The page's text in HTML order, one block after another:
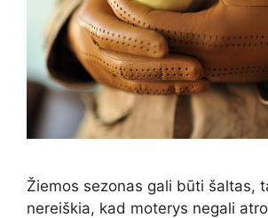
Žiemos sezonas gali būti šaltas,
nereiškia, kad moterys negali